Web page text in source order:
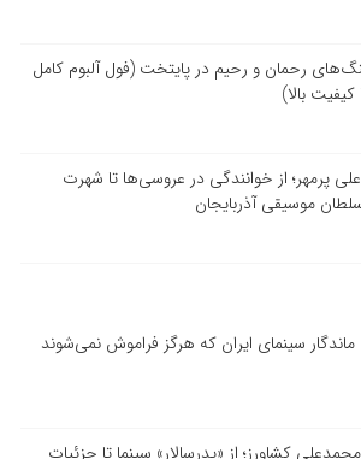
رحمان و رحیم در پایتخت (فول آلبوم کامل
پرمهر؛ از خوانندگی در عروسی‌ها تا شهرت
موسیقی آذربایجان
سینمای ایران که هرگز فراموش نمی‌شوند
کشاورز؛ از «پدرسالار» سینما تا جزئیات